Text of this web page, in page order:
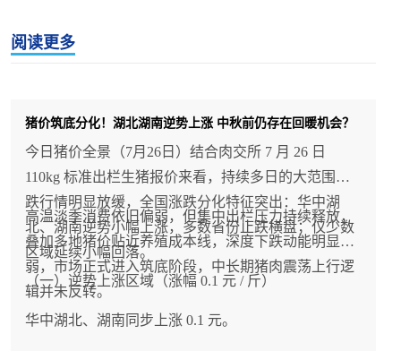
阅读更多
猪价筑底分化！湖北湖南逆势上涨 中秋前仍存在回暖机会？
今日猪价全景（7月26日）结合肉交所 7 月 26 日
110kg 标准出栏生猪报价来看，持续多日的大范围下
跌行情明显放缓，全国涨跌分化特征突出：华中湖
北、湖南逆势小幅上涨，多数省份止跌横盘；仅少数
区域延续小幅回落。
高温淡季消费依旧偏弱，但集中出栏压力持续释放，
叠加多地猪价贴近养殖成本线，深度下跌动能明显减
弱，市场正式进入筑底阶段，中长期猪肉震荡上行逻
辑并未反转。
（一）逆势上涨区域（涨幅 0.1 元 / 斤）
华中湖北、湖南同步上涨 0.1 元。